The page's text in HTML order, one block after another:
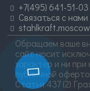
+7(495) 641-51-03
Связаться с нами
Обращаем ваше
сайт носит
характер и ни при
публичной
Статьи 437 (2)